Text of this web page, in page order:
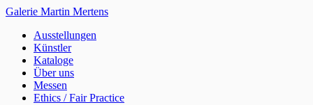
Galerie Martin Mertens
Ausstellungen
Künstler
Kataloge
Über uns
Messen
Ethics / Fair Practice